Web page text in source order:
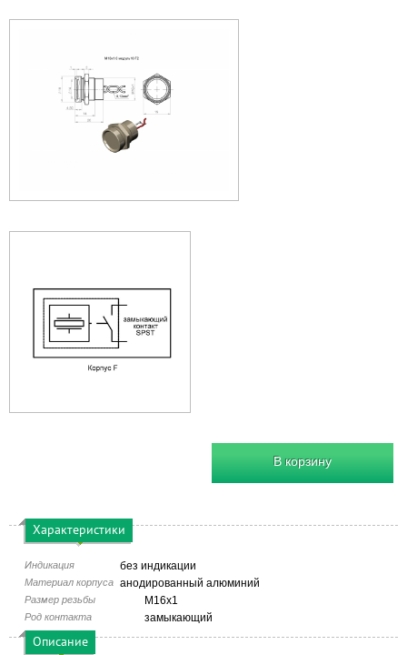
В корзину
Характеристики
Индикация без индикации
Материал корпуса анодированный алюминий
Размер резьбы М16х1
Род контакта замыкающий
Описание